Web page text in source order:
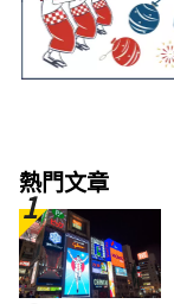
熱門文章